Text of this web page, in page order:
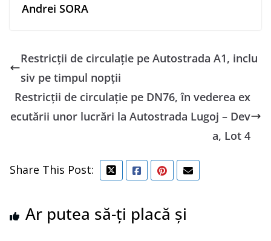
Andrei SORA
Restricţii de circulaţie pe Autostrada A1, inclu
siv pe timpul nopții
Restricții de circulație pe DN76, în vederea ex
ecutării unor lucrări la Autostrada Lugoj – Dev
a, Lot 4
Share This Post:
Ar putea să-ți placă și